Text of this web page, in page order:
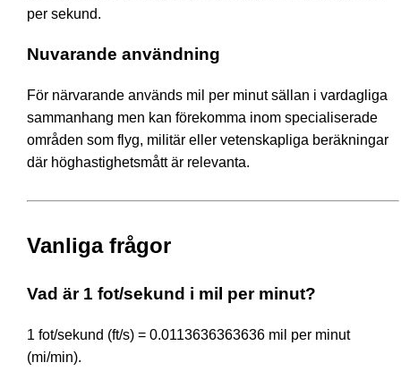
per sekund.
Nuvarande användning
För närvarande används mil per minut sällan i vardagliga
sammanhang men kan förekomma inom specialiserade
områden som flyg, militär eller vetenskapliga beräkningar
där höghastighetsmått är relevanta.
Vanliga frågor
Vad är 1 fot/sekund i mil per minut?
1 fot/sekund (ft/s) = 0.0113636363636 mil per minut
(mi/min).